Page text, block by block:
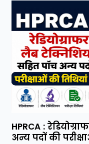
HPRCA :
अन्य पदों की